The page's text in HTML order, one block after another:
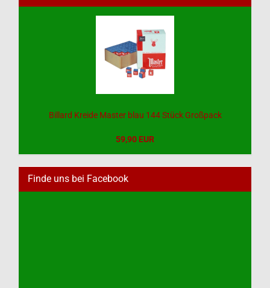
Billard Kreide Master blau 144 Stück Großpack
59,90 EUR
Finde uns bei Facebook